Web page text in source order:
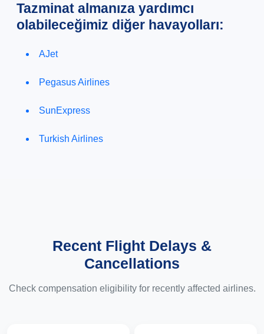
Tazminat almanıza yardımcı
olabileceğimiz diğer havayolları:
AJet
Pegasus Airlines
SunExpress
Turkish Airlines
Recent Flight Delays &
Cancellations
Check compensation eligibility for recently affected airlines.